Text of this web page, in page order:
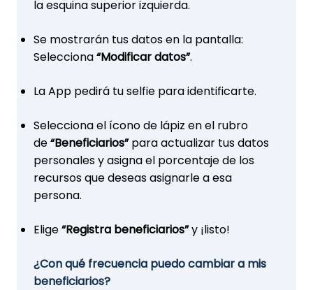
la esquina superior izquierda.
Se mostrarán tus datos en la pantalla:
Selecciona“Modificar datos”.
La App pedirá tu selfie para identificarte.
Selecciona el ícono de lápiz en el rubro
de“Beneficiarios”para actualizar tus datos
personales y asigna el porcentaje de los
recursos que deseas asignarle a esa
persona.
Elige“Registra beneficiarios”y ¡listo!
¿Con qué frecuencia puedo cambiar a mis
beneficiarios?